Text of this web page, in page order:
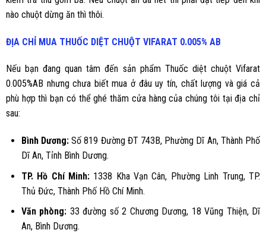
nào chuột dừng ăn thì thôi.
ĐỊA CHỈ MUA THUỐC DIỆT CHUỘT VIFARAT 0.005% AB
Nếu bạn đang quan tâm đến sản phẩm Thuốc diệt chuột Vifarat
0.005%AB nhưng chưa biết mua ở đâu uy tín, chất lượng và giá cả
phù hợp thì bạn có thể ghé thăm cửa hàng của chúng tôi tại địa chỉ
sau:
Bình Dương: Số 819 Đường ĐT 743B, Phường Dĩ An, Thành Phố
Dĩ An, Tỉnh Bình Dương.
TP. Hồ Chí Minh:1338 Kha Vạn Cân, Phường Linh Trung, TP.
Thủ Đức, Thành Phố Hồ Chí Minh.
Văn phòng: 33 đường số 2 Chương Dương, 18 Vũng Thiện, Dĩ
An, Bình Dương.